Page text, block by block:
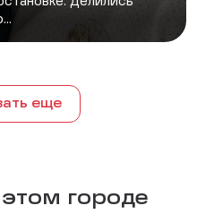
еще
городе